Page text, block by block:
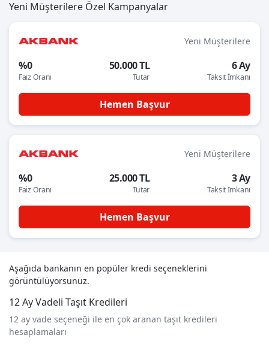
Yeni Müşterilere Özel Kampanyalar
Yeni Müşterilere
%0
Faiz Oranı
50.000 TL
Tutar
6 Ay
Taksit İmkanı
Hemen Başvur
Yeni Müşterilere
%0
Faiz Oranı
25.000 TL
Tutar
3 Ay
Taksit İmkanı
Hemen Başvur
Aşağıda bankanın en popüler kredi seçeneklerini
görüntülüyorsunuz.
12 Ay Vadeli Taşıt Kredileri
12 ay vade seçeneği ile en çok aranan taşıt kredileri
hesaplamaları